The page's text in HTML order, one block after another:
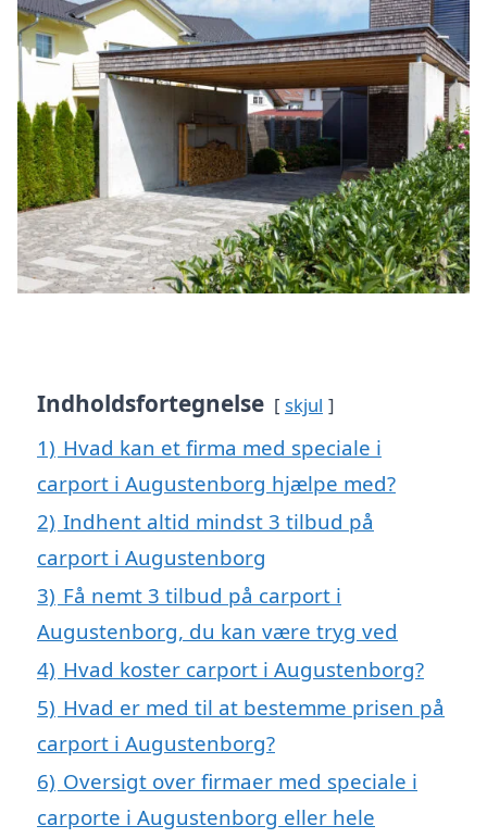
Indholdsfortegnelse skjul
1) Hvad kan et firma med speciale i
carport i Augustenborg hjælpe med?
2) Indhent altid mindst 3 tilbud på
carport i Augustenborg
3) Få nemt 3 tilbud på carport i
Augustenborg, du kan være tryg ved
4) Hvad koster carport i Augustenborg?
5) Hvad er med til at bestemme prisen på
carport i Augustenborg?
6) Oversigt over firmaer med speciale i
carporte i Augustenborg eller hele